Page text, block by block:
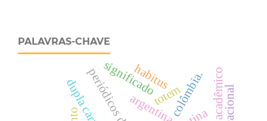
PALAVRAS-CHAVE
argentinacolômbia.
totem
significado
habitus